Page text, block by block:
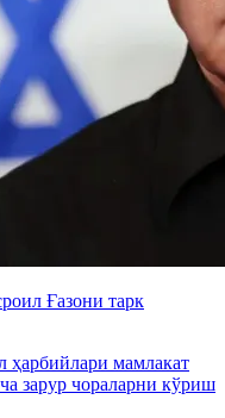
Ғазони тарк
ҳарбийлари мамлакат
зарур чораларни кўриш